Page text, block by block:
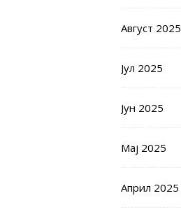
Август 2025
Јул 2025
Јун 2025
Мај 2025
Април 2025